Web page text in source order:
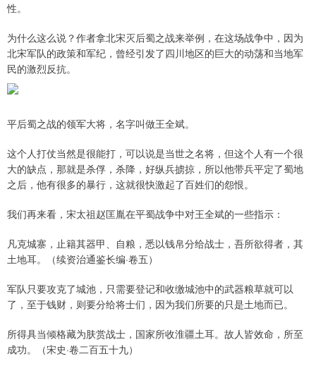
性。
为什么这么说？作者拿北宋灭后蜀之战来举例，在这场战争中，因为
北宋军队的政策和军纪，曾经引发了四川地区的巨大的动荡和当地军
民的激烈反抗。
平后蜀之战的领军大将，名字叫做王全斌。
这个人打仗当然是很能打，可以说是当世之名将，但这个人有一个很
大的缺点，那就是杀俘，杀降，好纵兵掳掠，所以他带兵平定了蜀地
之后，他有很多的暴行，这就很快激起了百姓们的怨恨。
我们再来看，宋太祖赵匡胤在平蜀战争中对王全斌的一些指示：
凡克城寨，止籍其器甲、自粮，悉以钱帛分给战士，吾所欲得者，其
土地耳。（续资治通鉴长编·卷五）
军队只要攻克了城池，只需要登记和收缴城池中的武器粮草就可以
了，至于钱财，则要分给将士们，因为我们所要的只是土地而已。
所得具当倾格藏为肤赏战士，国家所收淮疆土耳。故人皆效命，所至
成功。（宋史·卷二百五十九）